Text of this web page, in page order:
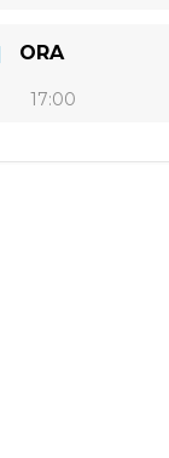
ORA
17:00